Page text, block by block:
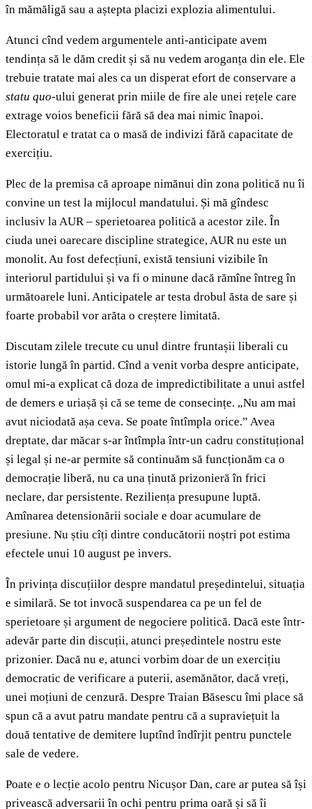
în mămăligă sau a aștepta placizi explozia alimentului.
Atunci cînd vedem argumentele anti-anticipate avem
tendința să le dăm credit și să nu vedem aroganța din ele. Ele
trebuie tratate mai ales ca un disperat efort de conservare a
statu quo-ului generat prin miile de fire ale unei rețele care
extrage voios beneficii fără să dea mai nimic înapoi.
Electoratul e tratat ca o masă de indivizi fără capacitate de
exercițiu.
Plec de la premisa că aproape nimănui din zona politică nu îi
convine un test la mijlocul mandatului. Și mă gîndesc
inclusiv la AUR – sperietoarea politică a acestor zile. În
ciuda unei oarecare discipline strategice, AUR nu este un
monolit. Au fost defecțiuni, există tensiuni vizibile în
interiorul partidului și va fi o minune dacă rămîne întreg în
următoarele luni. Anticipatele ar testa drobul ăsta de sare și
foarte probabil vor arăta o creștere limitată.
Discutam zilele trecute cu unul dintre fruntașii liberali cu
istorie lungă în partid. Cînd a venit vorba despre anticipate,
omul mi-a explicat că doza de impredictibilitate a unui astfel
de demers e uriașă și că se teme de consecințe. „Nu am mai
avut niciodată așa ceva. Se poate întîmpla orice.” Avea
dreptate, dar măcar s-ar întîmpla într-un cadru constituțional
și legal și ne-ar permite să continuăm să funcționăm ca o
democrație liberă, nu ca una ținută prizonieră în frici
neclare, dar persistente. Reziliența presupune luptă.
Amînarea detensionării sociale e doar acumulare de
presiune. Nu știu cîți dintre conducătorii noștri pot estima
efectele unui 10 august pe invers.
În privința discuțiilor despre mandatul președintelui, situația
e similară. Se tot invocă suspendarea ca pe un fel de
sperietoare și argument de negociere politică. Dacă este într-
adevăr parte din discuții, atunci președintele nostru este
prizonier. Dacă nu e, atunci vorbim doar de un exercițiu
democratic de verificare a puterii, asemănător, dacă vreți,
unei moțiuni de cenzură. Despre Traian Băsescu îmi place să
spun că a avut patru mandate pentru că a supraviețuit la
două tentative de demitere luptînd îndîrjit pentru punctele
sale de vedere.
Poate e o lecție acolo pentru Nicușor Dan, care ar putea să își
privească adversarii în ochi pentru prima oară și să îi